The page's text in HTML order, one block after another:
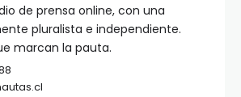
de prensa online, con una
pluralista e independiente.
marcan la pauta.